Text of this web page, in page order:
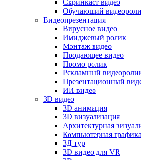
Скринкаст видео
Обучающий
Видеопрезентация
Вирусное видео
Имиджевый ролик
Монтаж видео
Продающее видео
Промо ролик
Рекламный
Презентационный
ИИ видео
3D видео
3D анимация
3D визуализация
Архитектурная
Компьютерная графика
3Д тур
3D видео для VR